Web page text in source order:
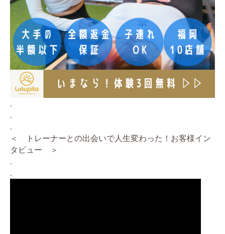
.
.
.
＜ トレーナーとの出会いで人生変わった！お客様イン
タビュー ＞
.
.